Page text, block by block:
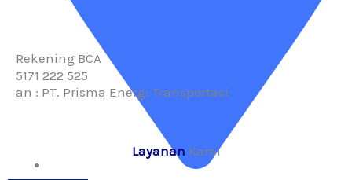
Rekening BCA
5171 222 525
an : PT. Prisma Energi Transportasi
Layanan Kami